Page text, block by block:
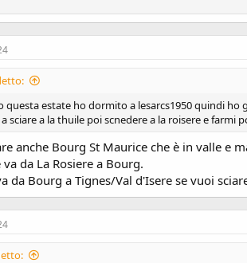
questa estate ho dormito a lesarcs1950 quindi
sciare a la thuile poi scnedere a la roisere e farmi
anche Bourg St Maurice che è in valle e
va da La Rosiere a Bourg.
da Bourg a Tignes/Val d'Isere se vuoi